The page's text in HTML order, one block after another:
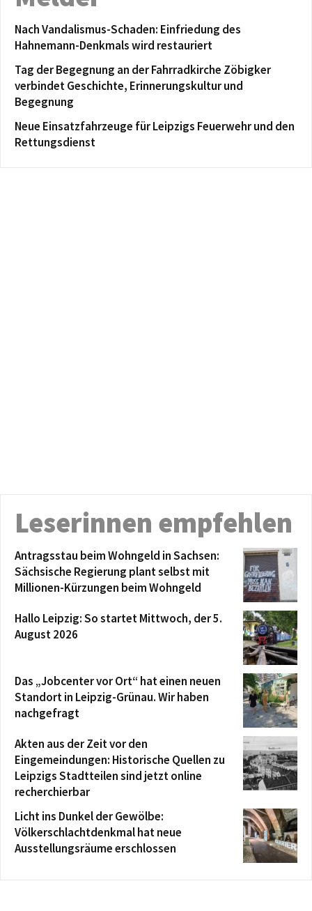
Nach Vandalismus-Schaden: Einfriedung des
Hahnemann-Denkmals wird restauriert
Tag der Begegnung an der Fahrradkirche Zöbigker
verbindet Geschichte, Erinnerungskultur und
Begegnung
Neue Einsatzfahrzeuge für Leipzigs Feuerwehr und den
Rettungsdienst
Leserinnen empfehlen
Antragsstau beim Wohngeld in Sachsen:
Sächsische Regierung plant selbst mit
Millionen-Kürzungen beim Wohngeld
Hallo Leipzig: So startet Mittwoch, der 5.
August 2026
Das „Jobcenter vor Ort“ hat einen neuen
Standort in Leipzig-Grünau. Wir haben
nachgefragt
Akten aus der Zeit vor den
Eingemeindungen: Historische Quellen zu
Leipzigs Stadtteilen sind jetzt online
recherchierbar
Licht ins Dunkel der Gewölbe:
Völkerschlachtdenkmal hat neue
Ausstellungsräume erschlossen